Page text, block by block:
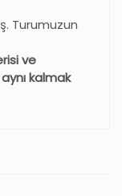
Turumuzun
ve
kalmak